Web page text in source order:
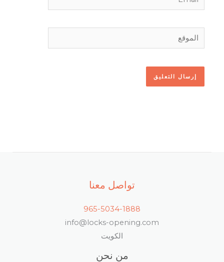
الموقع
تواصل معنا
965-5034-1888
info@locks-opening.com
الكويت
من نحن